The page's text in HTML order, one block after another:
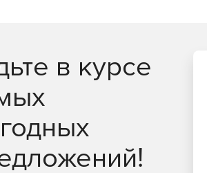
в курсе